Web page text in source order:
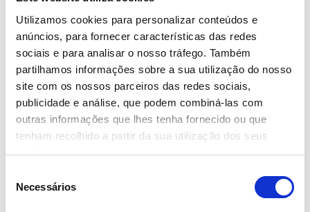
Utilizamos cookies para personalizar conteúdos e
anúncios, para fornecer características das redes
sociais e para analisar o nosso tráfego. Também
partilhamos informações sobre a sua utilização do nosso
site com os nossos parceiros das redes sociais,
publicidade e análise, que podem combiná-las com
outras informações que lhes tenha fornecido ou que
tenham recolhido a partir da sua utilização dos seus
serviços.
Necessários